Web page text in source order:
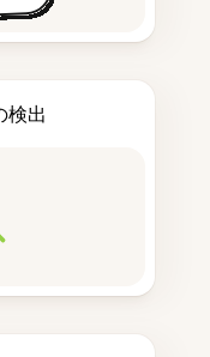
検出